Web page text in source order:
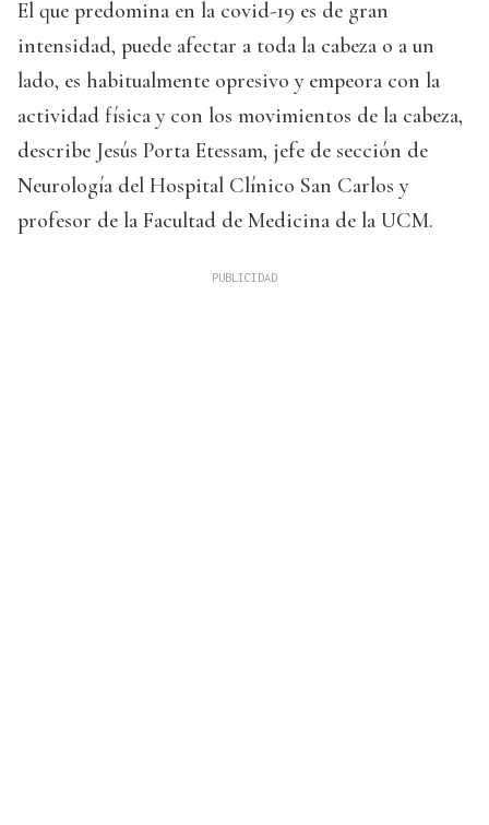
El que predomina en la covid-19 es de gran
intensidad, puede afectar a toda la cabeza o a un
lado, es habitualmente opresivo y empeora con la
actividad física y con los movimientos de la cabeza,
describe Jesús Porta Etessam, jefe de sección de
Neurología del Hospital Clínico San Carlos y
profesor de la Facultad de Medicina de la UCM.